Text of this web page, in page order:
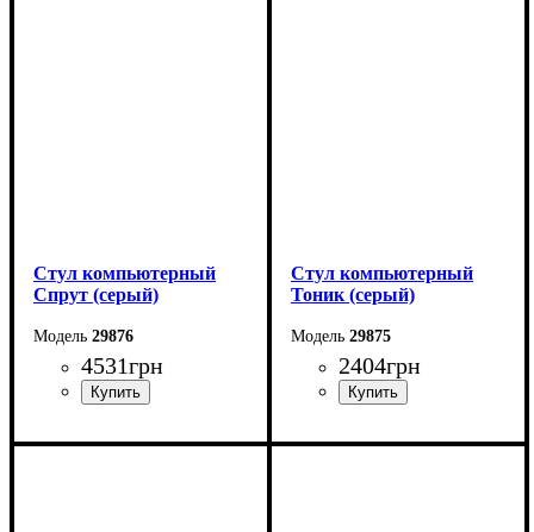
Стул компьютерный
Спрут (серый)
29876
4531грн
Стул компьютерный
Тоник (серый)
29875
2404грн